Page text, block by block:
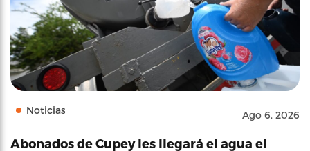
Noticias Ago 6, 2026
Abonados de Cupey les llegará el agua el